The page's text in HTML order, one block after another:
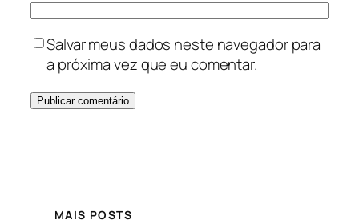
Salvar meus dados neste navegador para
a próxima vez que eu comentar.
MAIS POSTS